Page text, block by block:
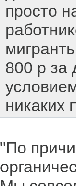
просто
800 р за
никаких
"По